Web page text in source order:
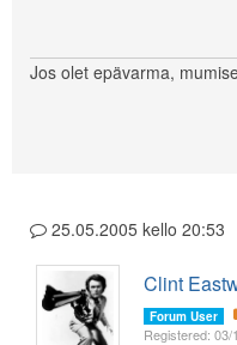
Jos olet epävarma,
25.05.2005 kello 20:53
Clint
Forum User
Registered: 03/